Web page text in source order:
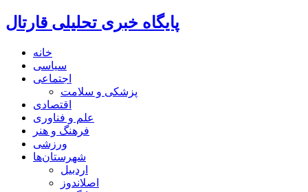
پایگاه خبری تحلیلی قارتال
خانه
سیاسی
اجتماعی
پزشکی و سلامت
اقتصادی
علم و فناوری
فرهنگ و هنر
ورزشی
شهرستان‌ها
اردبیل
اصلاندوز